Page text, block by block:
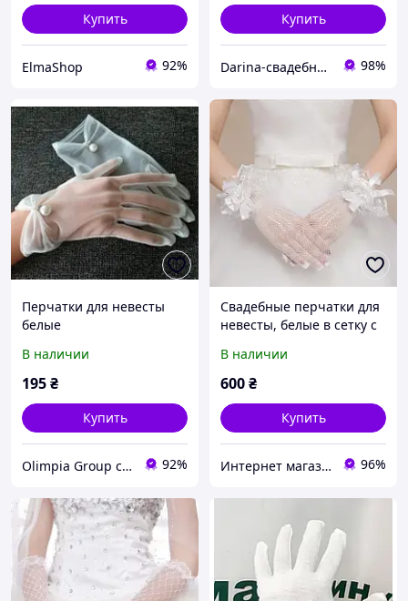
Купить
ElmaShop 92%
Купить
Darina-свадебные аксессуары для невесты 98%
Перчатки для невесты
белые
В наличии
195₴
Купить
Olimpia Group сувениры и бижутерия оптом 92%
Свадебные перчатки для
невесты, белые в сетку с
В наличии
600₴
Купить
Интернет магазин "Elitmoda" 96%